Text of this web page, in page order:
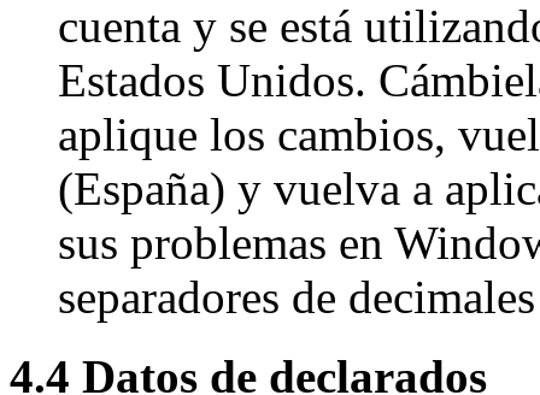
cuenta y se está
Estados Unidos.
aplique los cambios,
(España) y vuelva a
sus problemas en
separadores de
4.4 Datos de declarados